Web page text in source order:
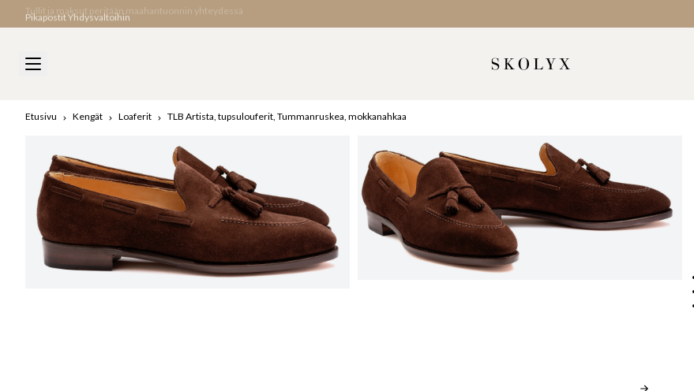
Pikapostit Yhdysvaltoihin
Etusivu Kengät Loaferit TLB Artista, tupsulouferit, Tummanruskea, mokkanahkaa